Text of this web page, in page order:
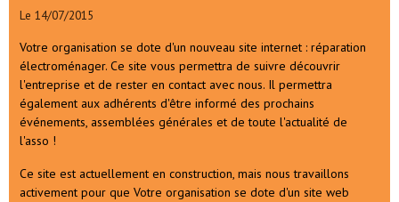
Le 14/07/2015
Votre organisation se dote d'un nouveau site internet : réparation
électroménager. Ce site vous permettra de suivre découvrir
l'entreprise et de rester en contact avec nous. Il permettra
également aux adhérents d'être informé des prochains
événements, assemblées générales et de toute l'actualité de
l'asso !
Ce site est actuellement en construction, mais nous travaillons
activement pour que Votre organisation se dote d'un site web